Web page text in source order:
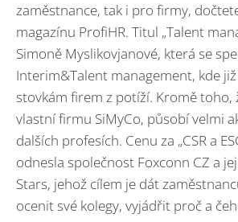
zaměstnance, tak i pro firmy,
magazínu ProfiHR. Titul „Talent
Simoně Myslikovjanové, která se
Interim&Talent management, kde
stovkám firem z potíží. Kromě toho,
vlastní firmu SiMyCo, působí velmi
dalších profesích. Cenu za „CSR a
odnesla společnost Foxconn CZ a
Stars, jehož cílem je dát
ocenit své kolegy, vyjádřit proč a